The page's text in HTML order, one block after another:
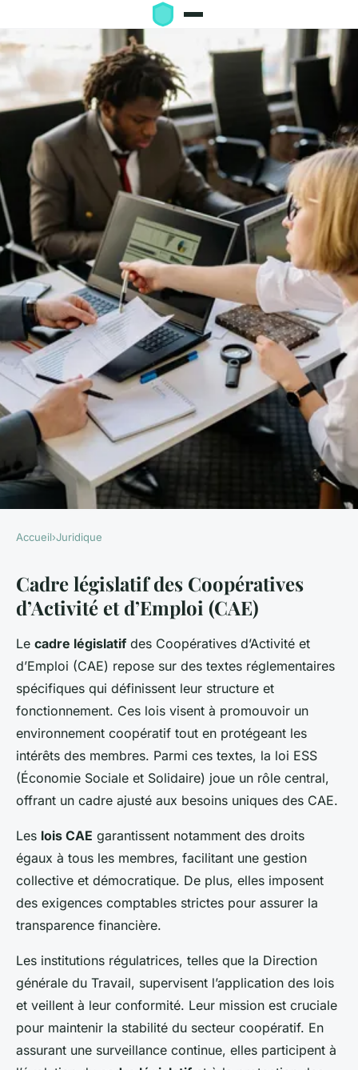
Exploration approfondie du
cadre légal des Coopératives
d'Activité et d'Emploi (CAE)
Antonin • 17 mars 2025 • 6 min de lecture
Accueil›Juridique
Cadre législatif des Coopératives
d’Activité et d’Emploi (CAE)
Le cadre législatif des Coopératives d’Activité et
d’Emploi (CAE) repose sur des textes réglementaires
spécifiques qui définissent leur structure et
fonctionnement. Ces lois visent à promouvoir un
environnement coopératif tout en protégeant les
intérêts des membres. Parmi ces textes, la loi ESS
(Économie Sociale et Solidaire) joue un rôle central,
offrant un cadre ajusté aux besoins uniques des CAE.
Les lois CAE garantissent notamment des droits
égaux à tous les membres, facilitant une gestion
collective et démocratique. De plus, elles imposent
des exigences comptables strictes pour assurer la
transparence financière.
Les institutions régulatrices, telles que la Direction
générale du Travail, supervisent l’application des lois
et veillent à leur conformité. Leur mission est cruciale
pour maintenir la stabilité du secteur coopératif. En
assurant une surveillance continue, elles participent à